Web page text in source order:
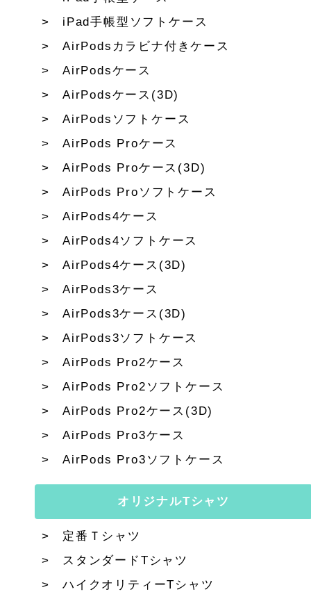
iPad手帳型ソフトケース
AirPodsカラビナ付きケース
AirPodsケース
AirPodsケース(3D)
AirPodsソフトケース
AirPods Proケース
AirPods Proケース(3D)
AirPods Proソフトケース
AirPods4ケース
AirPods4ソフトケース
AirPods4ケース(3D)
AirPods3ケース
AirPods3ケース(3D)
AirPods3ソフトケース
AirPods Pro2ケース
AirPods Pro2ソフトケース
AirPods Pro2ケース(3D)
AirPods Pro3ケース
AirPods Pro3ソフトケース
オリジナルTシャツ
定番Ｔシャツ
スタンダードTシャツ
ハイクオリティーTシャツ